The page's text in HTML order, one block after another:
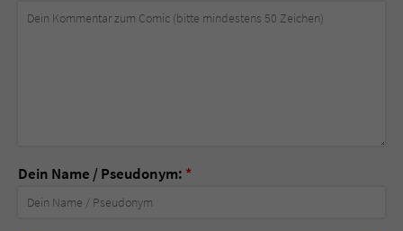
Dein Name / Pseudonym: *